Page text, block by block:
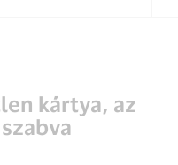
kártya, az